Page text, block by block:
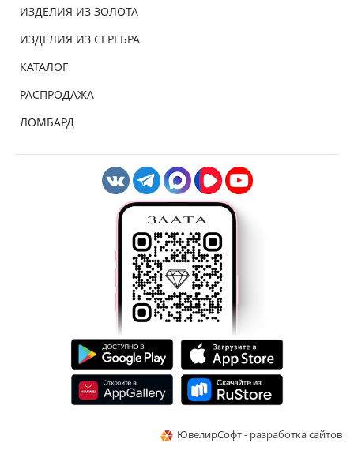
ИЗДЕЛИЯ ИЗ ЗОЛОТА
ИЗДЕЛИЯ ИЗ СЕРЕБРА
КАТАЛОГ
РАСПРОДАЖА
ЛОМБАРД
ЮвелирСофт - разработка сайтов